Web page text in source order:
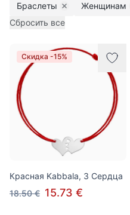
Браслеты Remove filter
Женщинам
Сбросить все
Товары
Скидка -15%
Красная Kabbala, 3 Сердца
18.50 € 15.73 €